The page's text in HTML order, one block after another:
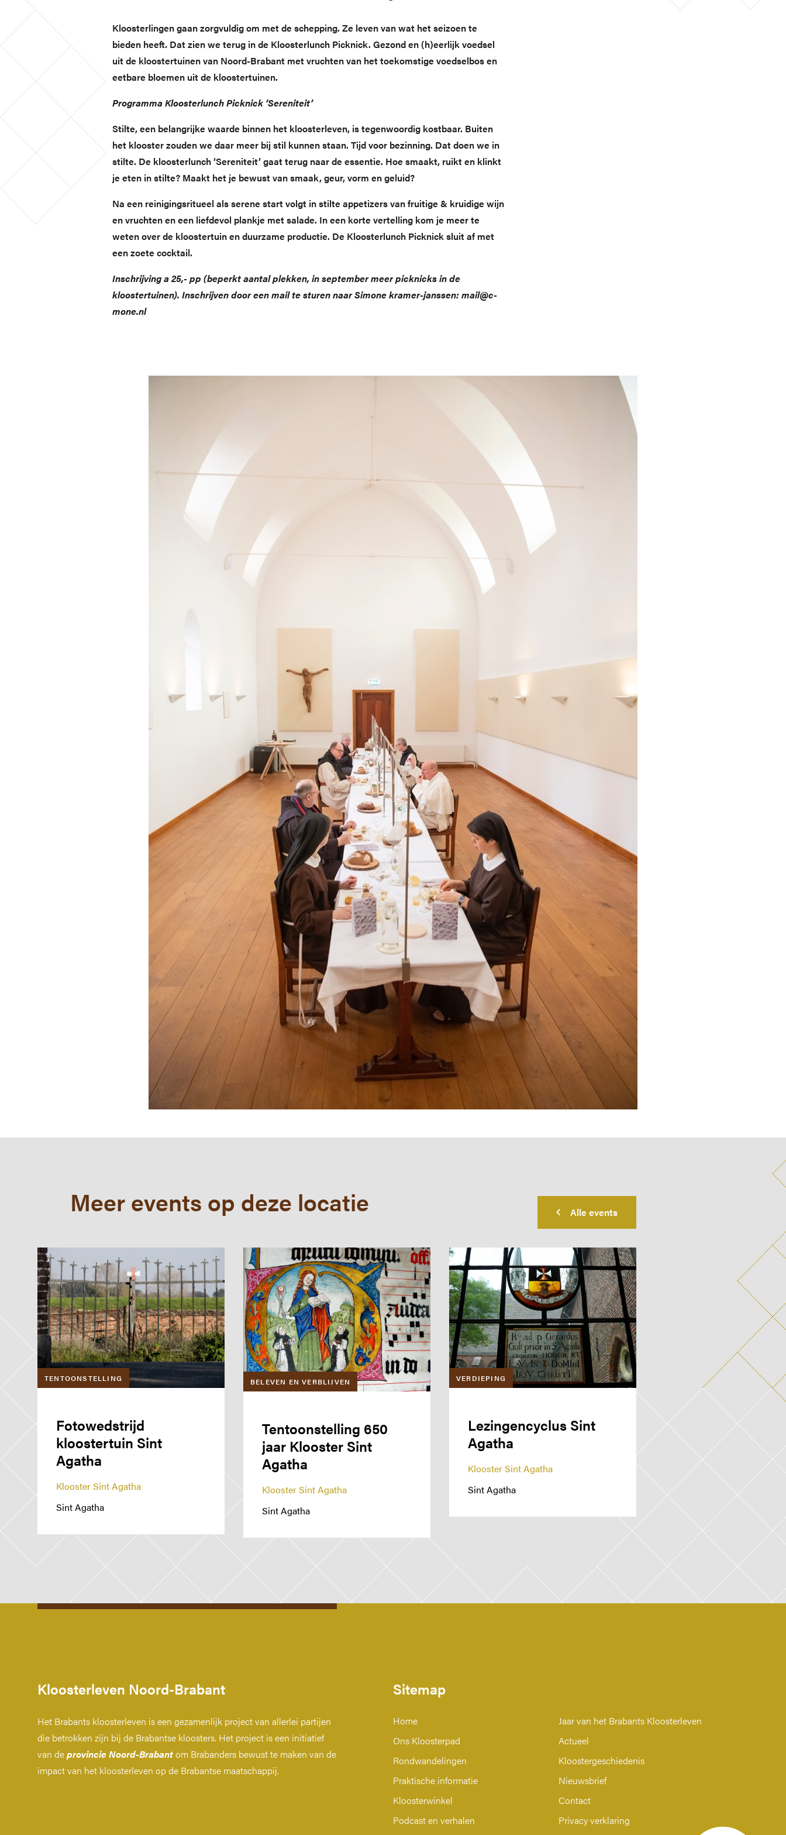
JAAR VAN HET BRABANTS KLOOSTERLEVEN
Praktische informatie
Kloosterwinkel
Podcast en verhalen
MEER BRABANTS KLOOSTERLEVEN
Jaar van het Brabants
Kloosterleven
Actueel
Kloostergeschiedenis
Nieuwsbrief
Contact
Privacy verklaring
Toegankelijkheidsverklaring
Kloosterlingen gaan zorgvuldig om met de schepping. Ze leven van wat het seizoen te
bieden heeft. Dat zien we terug in de Kloosterlunch Picknick. Gezond en (h)eerlijk voedsel
uit de kloostertuinen van Noord-Brabant met vruchten van het toekomstige voedselbos en
eetbare bloemen uit de kloostertuinen.
Programma Kloosterlunch Picknick ‘Sereniteit’
Stilte, een belangrijke waarde binnen het kloosterleven, is tegenwoordig kostbaar. Buiten
het klooster zouden we daar meer bij stil kunnen staan. Tijd voor bezinning. Dat doen we in
stilte. De kloosterlunch ‘Sereniteit’ gaat terug naar de essentie. Hoe smaakt, ruikt en klinkt
je eten in stilte? Maakt het je bewust van smaak, geur, vorm en geluid?
Na een reinigingsritueel als serene start volgt in stilte appetizers van fruitige & kruidige wijn
en vruchten en een liefdevol plankje met salade. In een korte vertelling kom je meer te
weten over de kloostertuin en duurzame productie. De Kloosterlunch Picknick sluit af met
een zoete cocktail.
Inschrijving a 25,- pp (beperkt aantal plekken, in september meer picknicks in de
kloostertuinen). Inschrijven door een mail te sturen naar Simone kramer-janssen: mail@c-
mone.nl
Meer events op deze locatie Alle events
TENTOONSTELLING
Fotowedstrijd
kloostertuin Sint
Agatha
Klooster Sint Agatha
Sint Agatha
BELEVEN EN VERBLIJVEN
Tentoonstelling 650
jaar Klooster Sint
Agatha
Klooster Sint Agatha
Sint Agatha
VERDIEPING
Lezingencyclus Sint
Agatha
Klooster Sint Agatha
Sint Agatha
Kloosterleven Noord-Brabant
Het Brabants kloosterleven is een gezamenlijk project van allerlei partijen
die betrokken zijn bij de Brabantse kloosters. Het project is een initiatief
van deprovincie Noord-Brabantom Brabanders bewust te maken van de
impact van het kloosterleven op de Brabantse maatschappij.
Sitemap
Home
Ons Kloosterpad
Rondwandelingen
Praktische informatie
Kloosterwinkel
Podcast en verhalen
Jaar van het Brabants Kloosterleven
Actueel
Kloostergeschiedenis
Nieuwsbrief
Contact
Privacy verklaring